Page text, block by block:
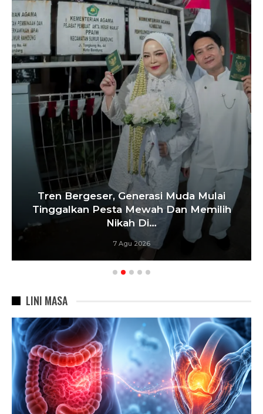
Tren Bergeser, Generasi Muda Mulai
Tinggalkan Pesta Mewah Dan Memilih
Nikah Di…
7 Agu 2026
LINI MASA